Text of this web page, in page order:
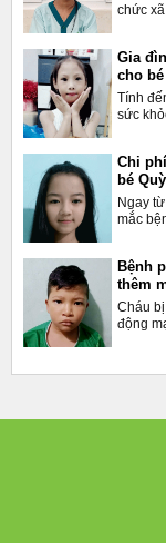
chức
Gia
cho
Tính
sức
Chi
bé
Ngay
mắc
Bệnh
thêm
Cháu
động